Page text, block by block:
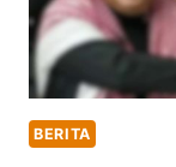
BERITA